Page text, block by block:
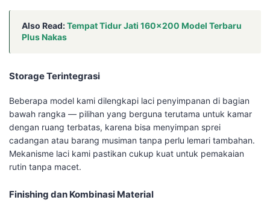
Also Read:Tempat Tidur Jati 160×200 Model Terbaru
Plus Nakas
Storage Terintegrasi
Beberapa model kami dilengkapi laci penyimpanan di bagian
bawah rangka — pilihan yang berguna terutama untuk kamar
dengan ruang terbatas, karena bisa menyimpan sprei
cadangan atau barang musiman tanpa perlu lemari tambahan.
Mekanisme laci kami pastikan cukup kuat untuk pemakaian
rutin tanpa macet.
Finishing dan Kombinasi Material